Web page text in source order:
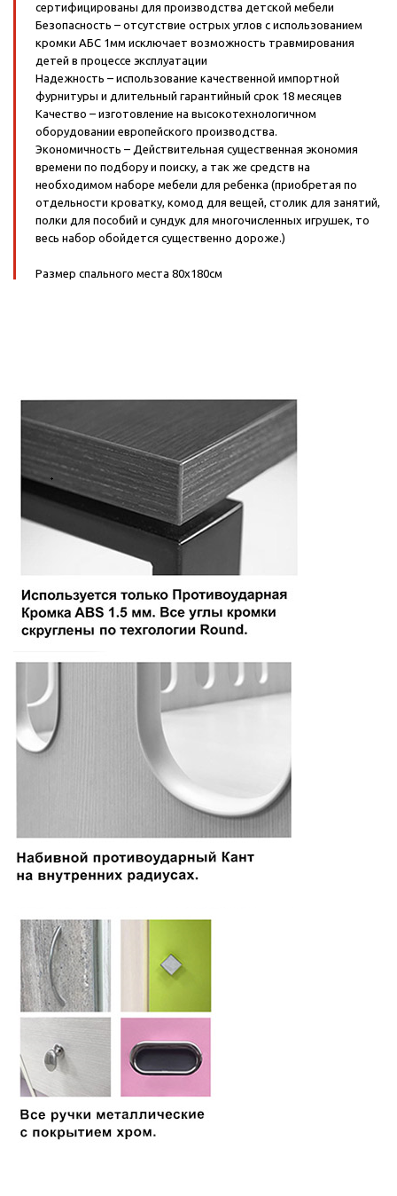
сертифицированы для производства детской мебели
Безопасность – отсутствие острых углов с использованием
кромки АБС 1мм исключает возможность травмирования
детей в процессе эксплуатации
Надежность – использование качественной импортной
фурнитуры и длительный гарантийный срок 18 месяцев
Качество – изготовление на высокотехнологичном
оборудовании европейского производства.
Экономичность – Действительная существенная экономия
времени по подбору и поиску, а так же средств на
необходимом наборе мебели для ребенка (приобретая по
отдельности кроватку, комод для вещей, столик для занятий,
полки для пособий и сундук для многочисленных игрушек, то
весь набор обойдется существенно дороже.)
Размер спального места 80х180см